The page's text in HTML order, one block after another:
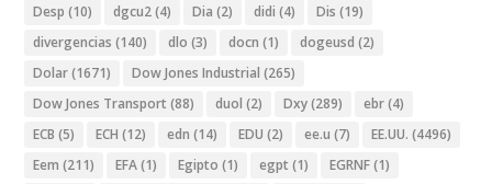
Desp (10) dgcu2(4) Dia (2) didi (4) Dis (19)
divergencias (140) dlo (3) docn (1) dogeusd (2)
Dolar(1671) Dow Jones Industrial (265)
Dow Jones Transport (88) duol (2) Dxy(289) ebr(4)
ECB (5) ECH (12) edn (14) EDU (2) ee.u (7) EE.UU. (4496)
Eem (211) EFA(1) Egipto (1) egpt (1) EGRNF(1)